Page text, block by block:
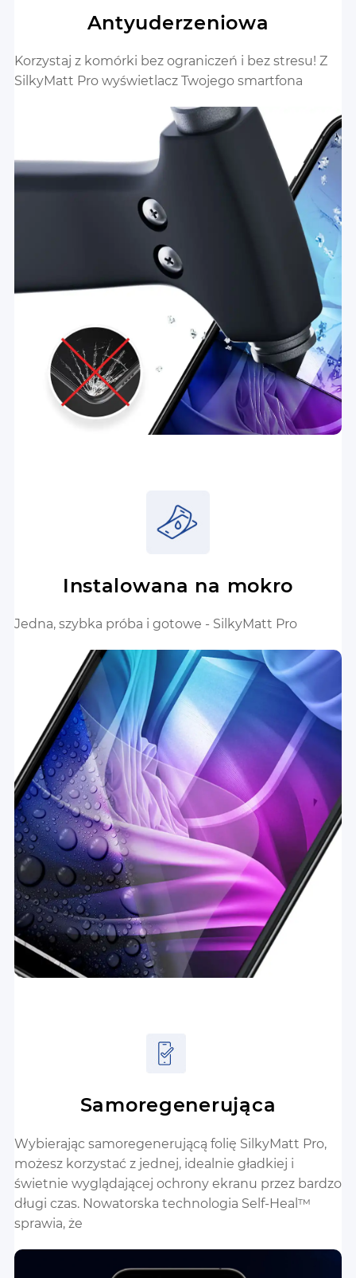
Antyuderzeniowa
Korzystaj z komórki bez ograniczeń i bez stresu! Z
SilkyMatt Pro wyświetlacz Twojego smartfona
Instalowana na mokro
Jedna, szybka próba i gotowe - SilkyMatt Pro
Samoregenerująca
Wybierając samoregenerującą folię SilkyMatt Pro,
możesz korzystać z jednej, idealnie gładkiej i
świetnie wyglądającej ochrony ekranu przez bardzo
długi czas. Nowatorska technologia Self-Heal™
sprawia, że